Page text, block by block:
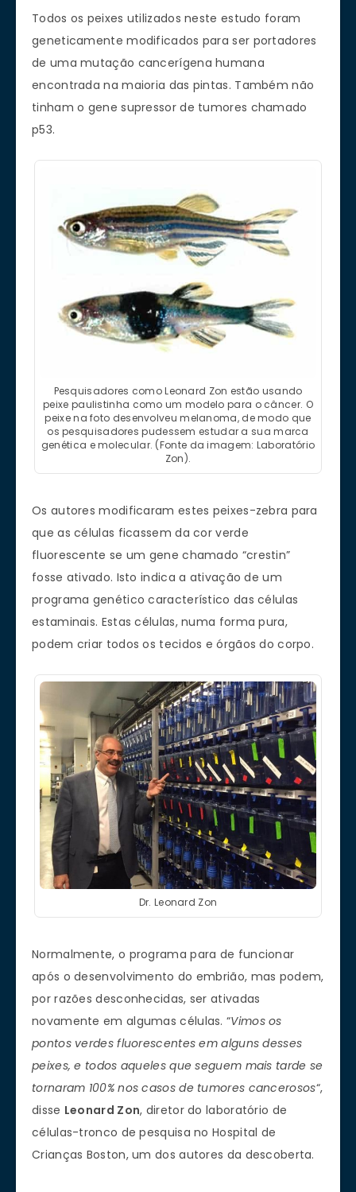
Todos os peixes utilizados neste estudo foram
geneticamente modificados para ser portadores
de uma mutação cancerígena humana
encontrada na maioria das pintas. Também não
tinham o gene supressor de tumores chamado
p53.
Pesquisadores como Leonard Zon estão usando
peixe paulistinha como um modelo para o câncer. O
peixe na foto desenvolveu melanoma, de modo que
os pesquisadores pudessem estudar a sua marca
genética e molecular. (Fonte da imagem: Laboratório
Zon).
Os autores modificaram estes peixes-zebra para
que as células ficassem da cor verde
fluorescente se um gene chamado “crestin”
fosse ativado. Isto indica a ativação de um
programa genético característico das células
estaminais. Estas células, numa forma pura,
podem criar todos os tecidos e órgãos do corpo.
Dr. Leonard Zon
Normalmente, o programa para de funcionar
após o desenvolvimento do embrião, mas podem,
por razões desconhecidas, ser ativadas
novamente em algumas células. “Vimos os
pontos verdes fluorescentes em alguns desses
peixes, e todos aqueles que seguem mais tarde se
tornaram 100% nos casos de tumores cancerosos“,
disse Leonard Zon, diretor do laboratório de
células-tronco de pesquisa no Hospital de
Crianças Boston, um dos autores da descoberta.